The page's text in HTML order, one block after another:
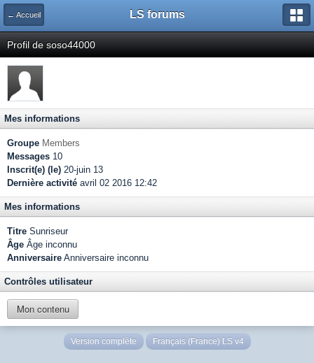
← Accueil LS forums
Profil de soso44000
Mes informations
Groupe Members
Messages 10
Inscrit(e) (le) 20-juin 13
Dernière activité avril 02 2016 12:42
Mes informations
Titre Sunriseur
Âge Âge inconnu
Anniversaire Anniversaire inconnu
Contrôles utilisateur
Mon contenu
Version complète Français (France) LS v4